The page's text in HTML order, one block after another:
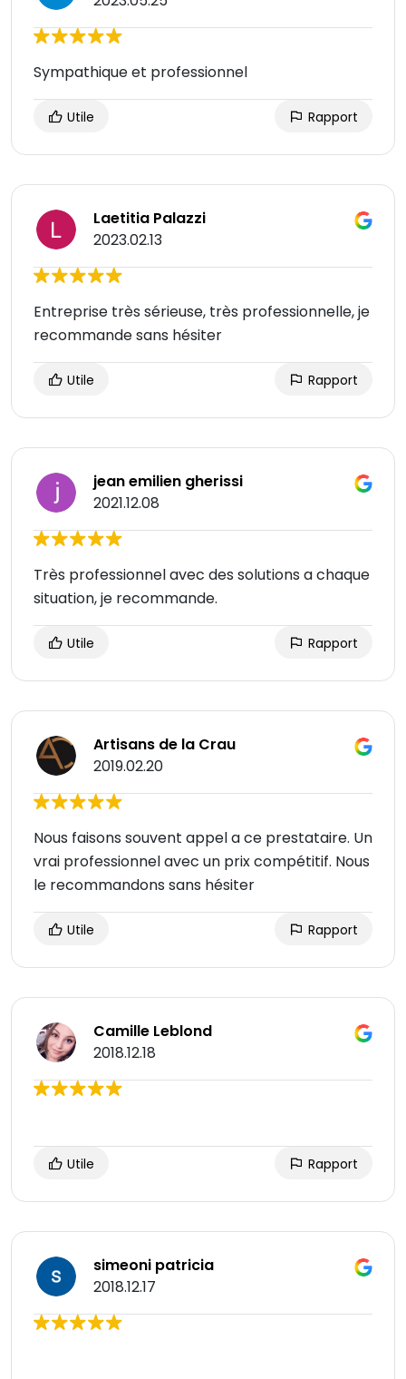
Sympathique et professionnel
Utile Rapport
Laetitia Palazzi
2023.02.13
Entreprise très sérieuse, très professionnelle, je
recommande sans hésiter
Utile Rapport
jean emilien gherissi
2021.12.08
Très professionnel avec des solutions a chaque
situation, je recommande.
Utile Rapport
Artisans de la Crau
2019.02.20
Nous faisons souvent appel a ce prestataire. Un
vrai professionnel avec un prix compétitif. Nous
le recommandons sans hésiter
Utile Rapport
Camille Leblond
2018.12.18
Utile Rapport
simeoni patricia
2018.12.17